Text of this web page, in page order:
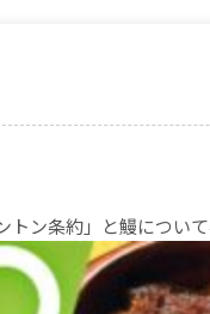
トン条約」と鰻につい